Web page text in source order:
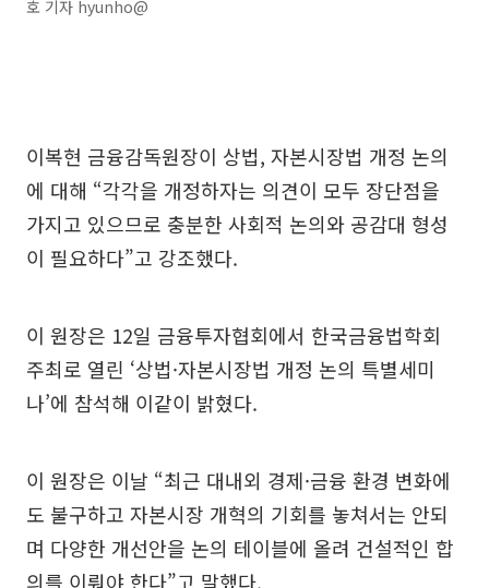
호 기자 hyunho@
이복현 금융감독원장이 상법, 자본시장법 개정 논의
에 대해 “각각을 개정하자는 의견이 모두 장단점을
가지고 있으므로 충분한 사회적 논의와 공감대 형성
이 필요하다”고 강조했다.
이 원장은 12일 금융투자협회에서 한국금융법학회
주최로 열린 ‘상법·자본시장법 개정 논의 특별세미
나’에 참석해 이같이 밝혔다.
이 원장은 이날 “최근 대내외 경제·금융 환경 변화에
도 불구하고 자본시장 개혁의 기회를 놓쳐서는 안되
며 다양한 개선안을 논의 테이블에 올려 건설적인 합
의를 이뤄야 한다”고 말했다.